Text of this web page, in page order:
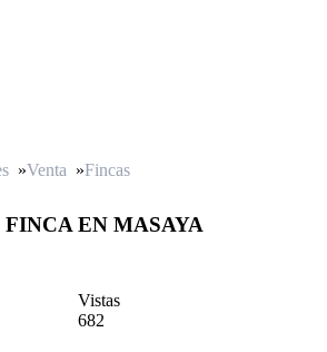
»Venta »Fincas
EN MASAYA
Vistas
682